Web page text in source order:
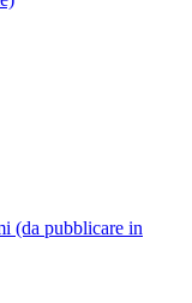
(da pubblicare in